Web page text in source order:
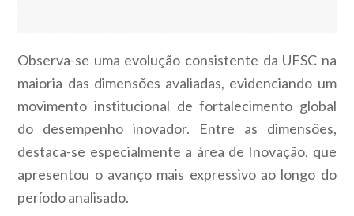
Observa-se uma evolução consistente da UFSC na
maioria das dimensões avaliadas, evidenciando um
movimento institucional de fortalecimento global
do desempenho inovador. Entre as dimensões,
destaca-se especialmente a área de Inovação, que
apresentou o avanço mais expressivo ao longo do
período analisado.